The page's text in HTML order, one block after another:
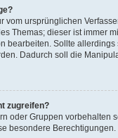
ursprünglichen
Themas; dieser ist immer
bearbeiten. Sollte
Dadurch soll die
zugreifen?
oder Gruppen
besondere